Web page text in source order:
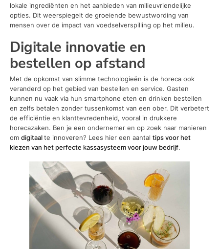
lokale ingrediënten en het aanbieden van milieuvriendelijke
opties. Dit weerspiegelt de groeiende bewustwording van
mensen over de impact van voedselverspilling op het milieu.
Digitale innovatie en
bestellen op afstand
Met de opkomst van slimme technologieën is de horeca ook
veranderd op het gebied van bestellen en service. Gasten
kunnen nu vaak via hun smartphone eten en drinken bestellen
en zelfs betalen zonder tussenkomst van een ober. Dit verbetert
de efficiëntie en klanttevredenheid, vooral in drukkere
horecazaken. Ben je een ondernemer en op zoek naar manieren
om digitaalte innoveren? Lees hier een aantal tips voor het
kiezen van het perfecte kassasysteem voor jouw bedrijf.